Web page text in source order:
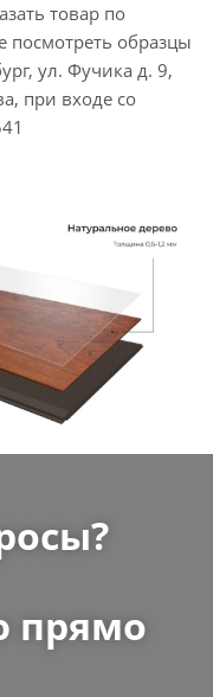
товар по
посмотреть образцы
ул. Фучика д. 9,
при входе со
прямо